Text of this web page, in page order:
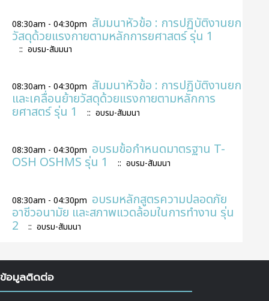
08:30am - 04:30pm สัมมนาหัวข้อ : การปฏิบัติงานยก
วัสดุด้วยแรงกายตามหลักการยศาสตร์ รุ่น 1
:: อบรม-สัมมนา
08:30am - 04:30pm สัมมนาหัวข้อ : การปฏิบัติงานยก
และเคลื่อนย้ายวัสดุด้วยแรงกายตามหลักการ
ยศาสตร์ รุ่น 1 :: อบรม-สัมมนา
08:30am - 04:30pm อบรมข้อกำหนดมาตรฐาน T-
OSH OSHMS รุ่น 1 :: อบรม-สัมมนา
08:30am - 04:30pm อบรมหลักสูตรความปลอดภัย
อาชีวอนามัย และสภาพแวดล้อมในการทำงาน รุ่น
2 :: อบรม-สัมมนา
ข้อมูลติดต่อ